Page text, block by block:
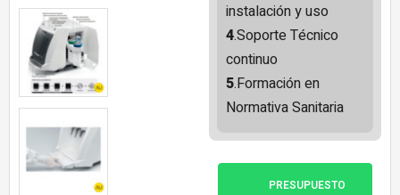
instalación y uso
4.Soporte Técnico
continuo
5.Formación en
Normativa Sanitaria
PRESUPUESTO